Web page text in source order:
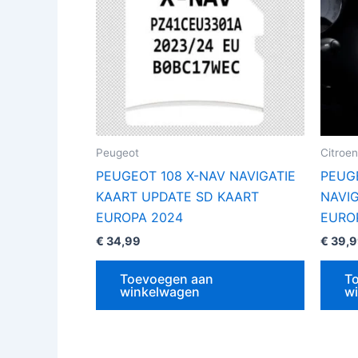
Peugeot
PEUGEOT 108 X-NAV NAVIGATIE
KAART UPDATE SD KAART
EUROPA 2024
€ 34,99
Toevoegen aan
winkelwagen
Citroen
€